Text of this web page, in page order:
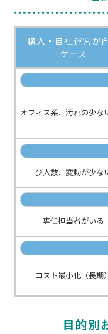
購入・自社運営が
ケース
オフィス系、汚れの少な
少人数、変動が少な
専任担当者がいる
コスト最小化（長期）
目的別